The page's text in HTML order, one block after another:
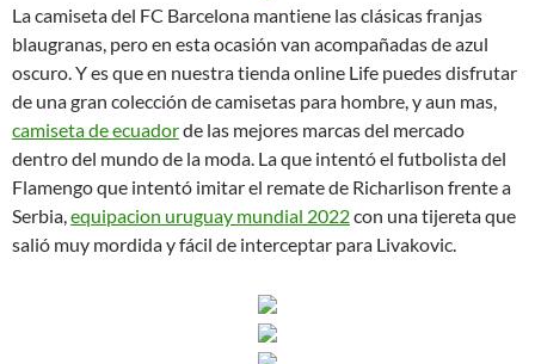
La camiseta del FC Barcelona mantiene las clásicas franjas
blaugranas, pero en esta ocasión van acompañadas de azul
oscuro. Y es que en nuestra tienda online Life puedes disfrutar
de una gran colección de camisetas para hombre, y aun mas,
camiseta de ecuadorde las mejores marcas del mercado
dentro del mundo de la moda. La que intentó el futbolista del
Flamengo que intentó imitar el remate de Richarlison frente a
Serbia,equipacion uruguay mundial 2022con una tijereta que
salió muy mordida y fácil de interceptar para Livakovic.